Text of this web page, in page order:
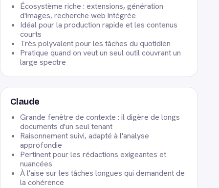
Écosystème riche : extensions, génération
d'images, recherche web intégrée
Idéal pour la production rapide et les contenus
courts
Très polyvalent pour les tâches du quotidien
Pratique quand on veut un seul outil couvrant un
large spectre
Claude
Grande fenêtre de contexte : il digère de longs
documents d'un seul tenant
Raisonnement suivi, adapté à l'analyse
approfondie
Pertinent pour les rédactions exigeantes et
nuancées
À l'aise sur les tâches longues qui demandent de
la cohérence